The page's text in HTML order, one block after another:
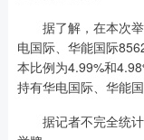
据了解，在本次举
电国际、华能国际
本比例为4.99%和
持有华电国际、华能
据记者不完全统计